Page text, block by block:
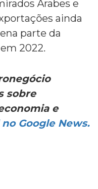
Árabes e
ainda
parte da
2022.
sobre
e
Google News.